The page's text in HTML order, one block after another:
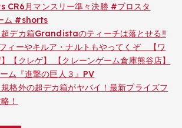
CR6月マンスリー準々決勝 #ブロスタ
ム #shorts
超デカ箱Grandistaのティーチは落とせる‼︎
ィーやキルア・ナルトもやってくぞ 【ワ
【クレゲ】 【クレーンゲーム倉庫熊谷店】
ム『進撃の巨人３』PV
規格外の超デカ箱がヤバイ！最新プライズフ
！